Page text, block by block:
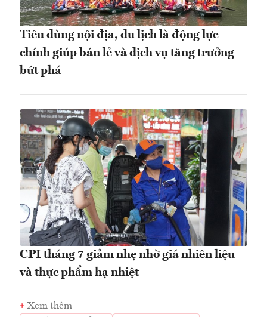
Tiêu dùng nội địa, du lịch là động lực
chính giúp bán lẻ và dịch vụ tăng trưởng
bứt phá
CPI tháng 7 giảm nhẹ nhờ giá nhiên liệu
và thực phẩm hạ nhiệt
Xem thêm